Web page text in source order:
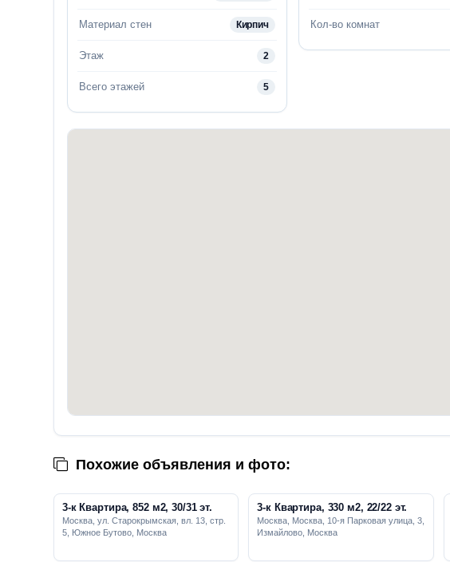
Материал стен Кирпич
Этаж 2
Всего этажей 5
Кол-во комнат
Похожие объявления и фото:
3-к Квартира, 852 м2, 30/31 эт.
Москва, ул. Старокрымская, вл. 13, стр.
5, Южное Бутово, Москва
3-к Квартира, 330 м2, 22/22 эт.
Москва, Москва, 10-я Парковая улица, 3,
Измайлово, Москва